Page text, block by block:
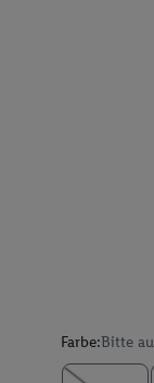
Farbe:Bitte